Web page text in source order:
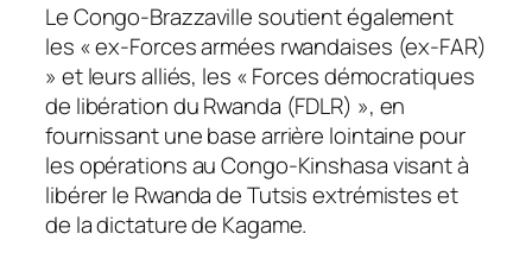
Le Congo-Brazzaville soutient également
les « ex-Forces armées rwandaises (ex-FAR)
» et leurs alliés, les « Forces démocratiques
de libération du Rwanda (FDLR) », en
fournissant une base arrière lointaine pour
les opérations au Congo-Kinshasa visant à
libérer le Rwanda de Tutsis extrémistes et
de la dictature de Kagame.